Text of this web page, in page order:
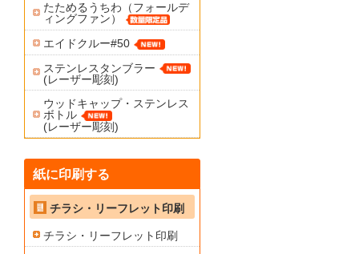
たためるうちわ（フォールデ
ィングファン）
エイドクルー#50
ステンレスタンブラー
(レーザー彫刻)
ウッドキャップ・ステンレス
ボトル
(レーザー彫刻)
紙に印刷する
チラシ・リーフレット印刷
チラシ・リーフレット印刷